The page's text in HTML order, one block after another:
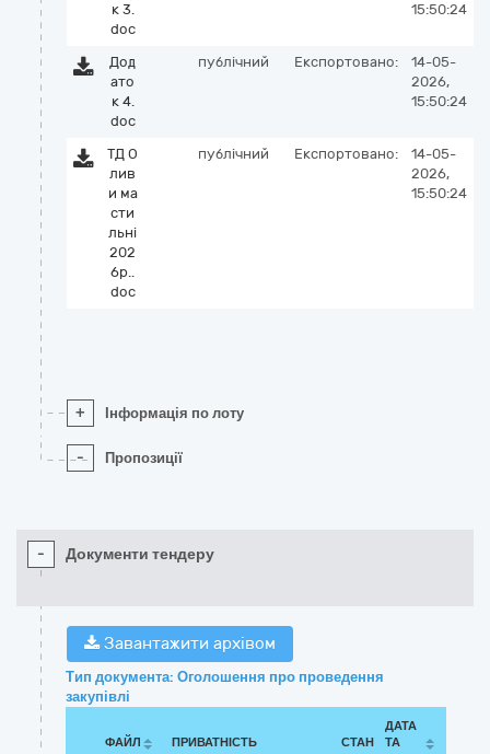
к 3.
doc
15:50:24
Дод
ато
к 4.
doc
публічний Експортовано:
14-05-
2026,
15:50:24
ТД О
лив
и ма
сти
льні
202
6р..
doc
публічний Експортовано:
14-05-
2026,
15:50:24
+ Інформація по лоту
- Пропозиції
- Документи тендеру
Завантажити архівом
Тип документа: Оголошення про проведення
закупівлі
ФАЙЛ ПРИВАТНІСТЬ СТАН
ДАТА
ТА